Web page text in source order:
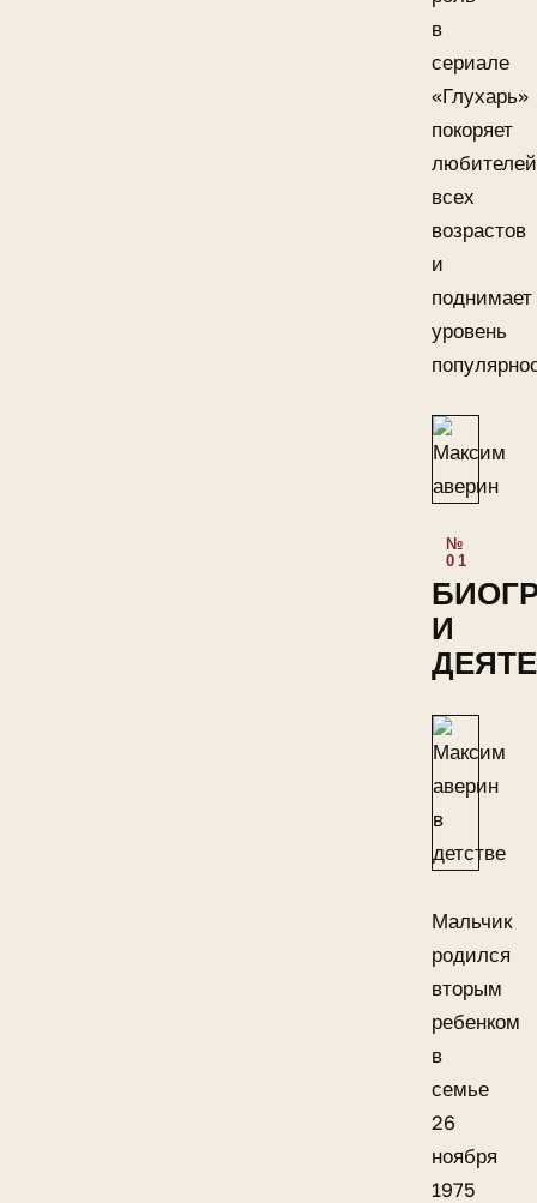
в
сериале
«Глухарь»
покоряет
любителей
всех
возрастов
и
поднимает
уровень
И
Мальчик
родился
вторым
ребенком
в
семье
26
ноября
1975